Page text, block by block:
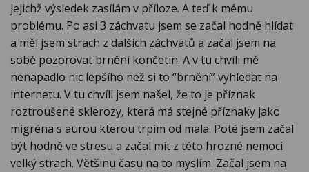
jejichž výsledek zasílám v příloze. A teď k mému
problému. Po asi 3 záchvatu jsem se začal hodně hlídat
a měl jsem strach z dalších záchvatů a začal jsem na
sobě pozorovat brnění končetin. A v tu chvíli mě
nenapadlo nic lepšího než si to “brnění” vyhledat na
internetu. V tu chvíli jsem našel, že to je příznak
roztroušené sklerozy, která má stejné příznaky jako
migréna s aurou kterou trpim od mala. Poté jsem začal
být hodně ve stresu a začal mít z této hrozné nemoci
velký strach. Většinu času na to myslím. Začal jsem na